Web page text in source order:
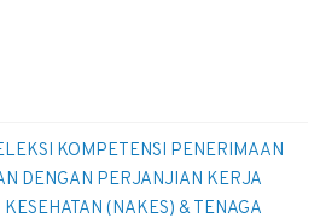
KOMPETENSI PENERIMAAN
DENGAN PERJANJIAN KERJA
(NAKES) & TENAGA